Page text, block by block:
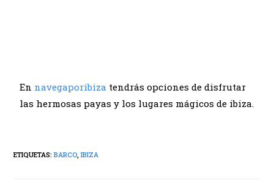
En navegaporibiza tendrás opciones de disfrutar
las hermosas payas y los lugares mágicos de ibiza.
ETIQUETAS:BARCO IBIZA